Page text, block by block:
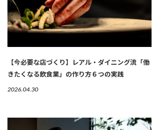
【今必要な店づくり】レアル・ダイニング流「働
きたくなる飲食業」の作り方６つの実践
2026.04.30